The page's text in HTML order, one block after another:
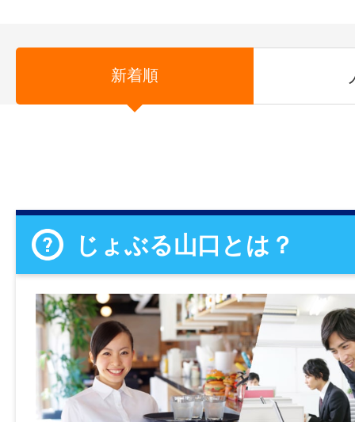
新着順
じょぶる山口とは？